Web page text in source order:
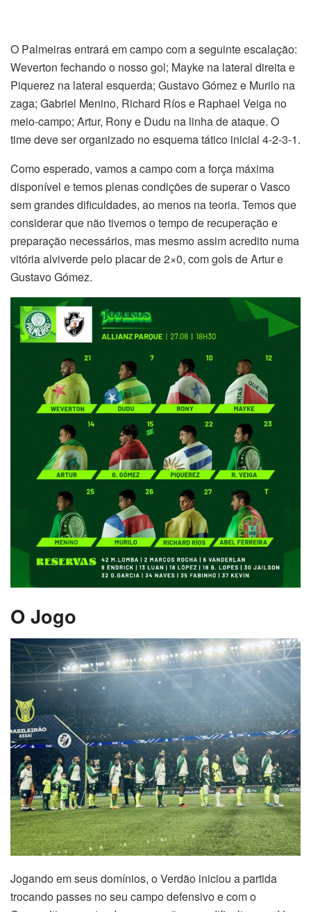
O Palmeiras entrará em campo com a seguinte escalação:
Weverton fechando o nosso gol; Mayke na lateral direita e
Piquerez na lateral esquerda; Gustavo Gómez e Murilo na
zaga; Gabriel Menino, Richard Ríos e Raphael Veiga no
meio-campo; Artur, Rony e Dudu na linha de ataque. O
time deve ser organizado no esquema tático inicial 4-2-3-1.
Como esperado, vamos a campo com a força máxima
disponível e temos plenas condições de superar o Vasco
sem grandes dificuldades, ao menos na teoria. Temos que
considerar que não tivemos o tempo de recuperação e
preparação necessários, mas mesmo assim acredito numa
vitória alviverde pelo placar de 2×0, com gols de Artur e
Gustavo Gómez.
O Jogo
Jogando em seus domínios, o Verdão iniciou a partida
trocando passes no seu campo defensivo e com o